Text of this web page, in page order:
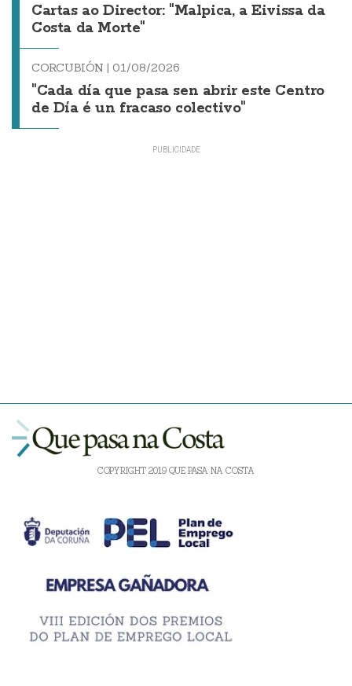
Cartas ao Director: "Malpica, a Eivissa da
Costa da Morte"
CORCUBIÓN | 01/08/2026
"Cada día que pasa sen abrir este Centro
de Día é un fracaso colectivo"
COPYRIGHT 2019 QUE PASA NA COSTA